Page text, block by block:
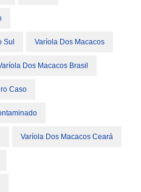
Sul Varíola Dos Macacos
Dos Macacos Brasil
Caso
Varíola Dos Macacos Ceará